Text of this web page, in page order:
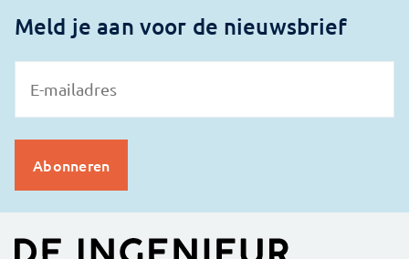
Meld je aan voor de nieuwsbrief